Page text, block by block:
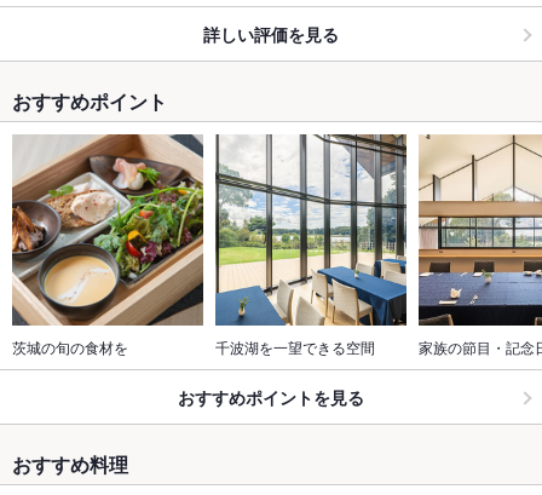
詳しい評価を見る
おすすめポイント
茨城の旬の食材を 千波湖を一望できる空間 家族の節目・記念
おすすめポイントを見る
おすすめ料理